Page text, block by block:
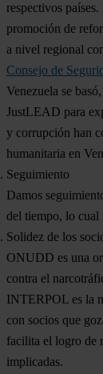
respectivos
promoción de
a nivel regional
Consejo de
Venezuela se
JustLEAD para
y corrupción han
humanitaria en
Seguimiento
Damos
del tiempo, lo cual
Solidez de los
ONUDD es una
contra el
INTERPOL es la
con socios que
facilita el logro de
implicadas.